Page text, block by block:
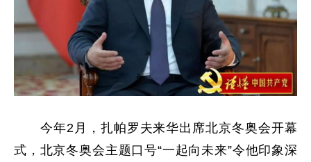
今年2月，扎帕罗夫来华出席北京冬奥会开幕
式，北京冬奥会主题口号“一起向未来”令他印象深